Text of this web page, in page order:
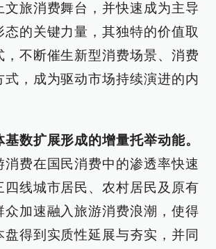
文旅消费舞台，并快速成为主导
态的关键力量，其独特的价值取
，不断催生新型消费场景、消费
式，成为驱动市场持续演进的内
数扩展形成的增量托举动能。
消费在国民消费中的渗透率快速
四线城市居民、农村居民及原有
众加速融入旅游消费浪潮，使得
盘得到实质性延展与夯实，并同